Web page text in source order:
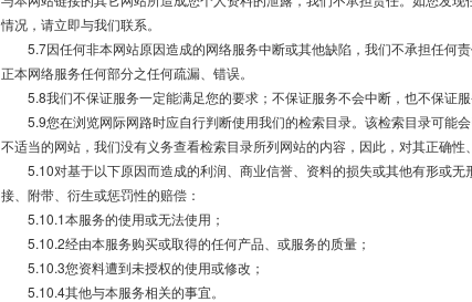
情况，请立即与我们联系。
5.7因任何非本网站原因造成的网络服务中断或其他缺陷，我们不承担任何
正本网络服务任何部分之任何疏漏、错误。
5.8我们不保证服务一定能满足您的要求；不保证服务不会中断，也不保证服
5.9您在浏览网际网路时应自行判断使用我们的检索目录。该检索目录可能
不适当的网站，我们没有义务查看检索目录所列网站的内容，因此，对其正确性
5.10对基于以下原因而造成的利润、商业信誉、资料的损失或其他有形或无
接、附带、衍生或惩罚性的赔偿：
5.10.1本服务的使用或无法使用；
5.10.2经由本服务购买或取得的任何产品、或服务的质量；
5.10.3您资料遭到未授权的使用或修改；
5.10.4其他与本服务相关的事宜。